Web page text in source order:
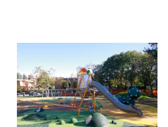
M
e
t
e
o
Contenuto